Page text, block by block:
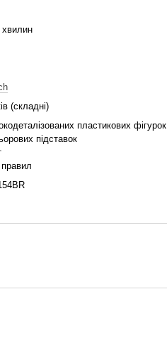
(складні)
пластикових фігурок
підставок